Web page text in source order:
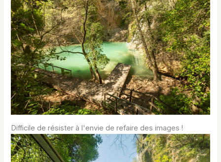
Difficile de résister à l'envie de refaire des images !